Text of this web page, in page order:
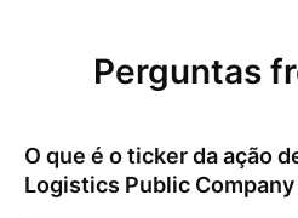
Perguntas
O que é o ticker da ação
Logistics Public